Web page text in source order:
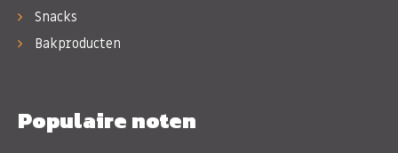
Snacks
Bakproducten
Populaire noten